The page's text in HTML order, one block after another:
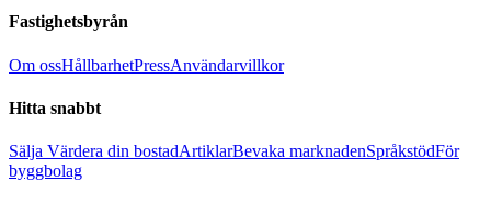
Fastighetsbyrån
Om ossHållbarhetPressAnvändarvillkor
Hitta snabbt
Sälja Värdera din bostadArtiklarBevaka marknadenSpråkstödFör
byggbolag